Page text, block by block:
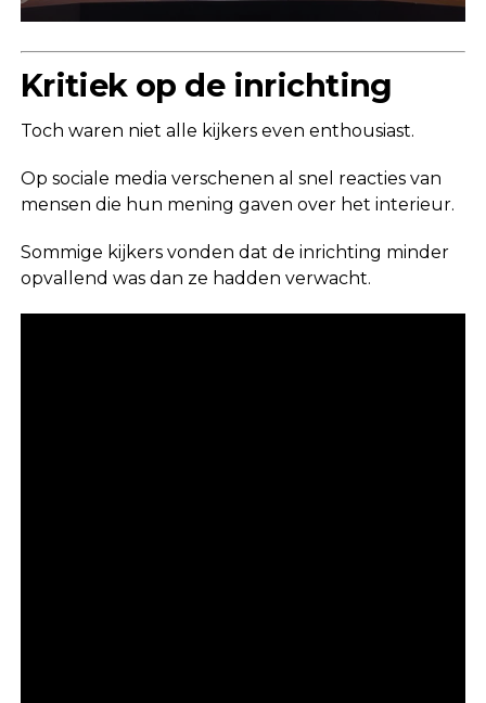
Kritiek op de inrichting
Toch waren niet alle kijkers even enthousiast.
Op sociale media verschenen al snel reacties van
mensen die hun mening gaven over het interieur.
Sommige kijkers vonden dat de inrichting minder
opvallend was dan ze hadden verwacht.